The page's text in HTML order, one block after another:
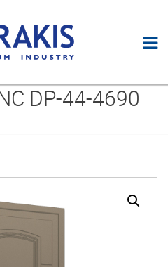
DP-44-4690